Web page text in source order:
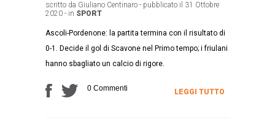
scritto da Giuliano Centinaro - pubblicato il 31 Ottobre
2020 - in SPORT
Ascoli-Pordenone: la partita termina con il risultato di
0-1. Decide il gol di Scavone nel Primo tempo; i friulani
hanno sbagliato un calcio di rigore.
0 Commenti LEGGI TUTTO